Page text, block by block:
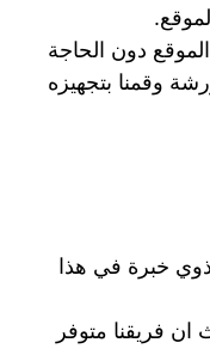
دون الحاجة
وقمنا بتجهيزه
خبرة في هذا
فريقنا متوفر